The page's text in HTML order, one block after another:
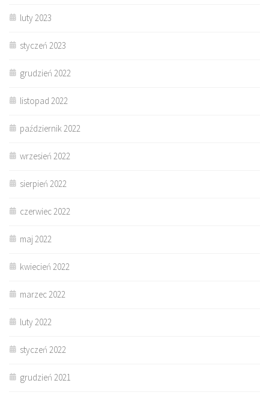
luty 2023
styczeń 2023
grudzień 2022
listopad 2022
październik 2022
wrzesień 2022
sierpień 2022
czerwiec 2022
maj 2022
kwiecień 2022
marzec 2022
luty 2022
styczeń 2022
grudzień 2021